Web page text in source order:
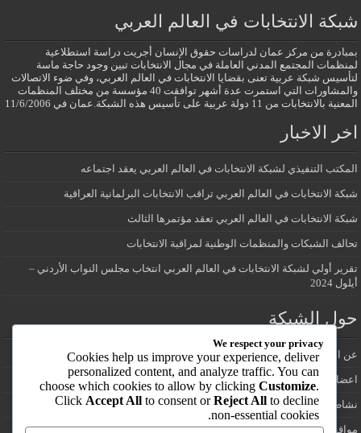
شبكة الانتخابات في العالم العربي
بمبادرة من مركز عمان لدراسات حقوق الإنسان أجريت دراسة استطلاعية
لمنظمات المجتمع المدني العاملة في مجال الانتخابات تبين وجود حاجة ماسة
لتأسيس شبكة عربية تعنى بقضايا الانتخابات في العالم العربي، وفي ضوء الاتصالات
والمشاورات التي استمرت عدة أشهر توافقت 40 مؤسسة من مختلف المنظمات
المعنية بالانتخابات من 11 دولة عربية على تأسيس هذه الشبكة.عمان في 11/6/2006
اخر الاخبار
المكتب التنفيذي لشبكة الانتخابات في العالم العربي يعقد اجتماعه
شبكة الانتخابات في العالم العربي تراقب الانتخابات البرلمانية العراقية
شبكة الانتخابات في العالم العربي تعقد مؤتمرها الثالث
تحالف الشبكات والمنظمات الوطنية لمراقبة الانتخابات
تقرير أولي لشبكة الانتخابات في العالم العربي انتخاب مجلس النواب الأردني –
أيلول 2024
حول الشبكة
عن الشبكة
اعضاء شبكة الانتخابات في العالم العربي
نشاطات الشبكة
مواقع انتخابية
We respect your privacy
Cookies help us improve your experience, deliver
personalized content, and analyze traffic. You can
choose which cookies to allow by clickingCustomize.
Click Accept All to consent orReject All to decline
non-essential cookies.